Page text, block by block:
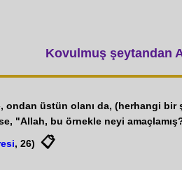
Kovulmuş şeytandan
üstün olanı da, (herhangi
"Allah, bu örnekle neyi
, 26) 📋